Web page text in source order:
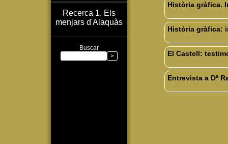
Recerca 1. Els
menjars d'Alaquàs
Buscar
Història gràfica.
Història gràfica:
El Castell:
Entrevista a Dª